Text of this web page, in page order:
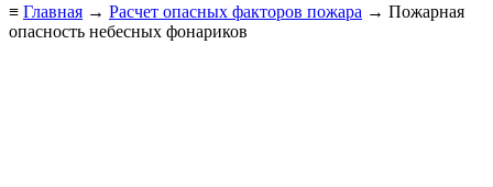
≡ Главная → Расчет опасных факторов пожара → Пожарная
опасность небесных фонариков